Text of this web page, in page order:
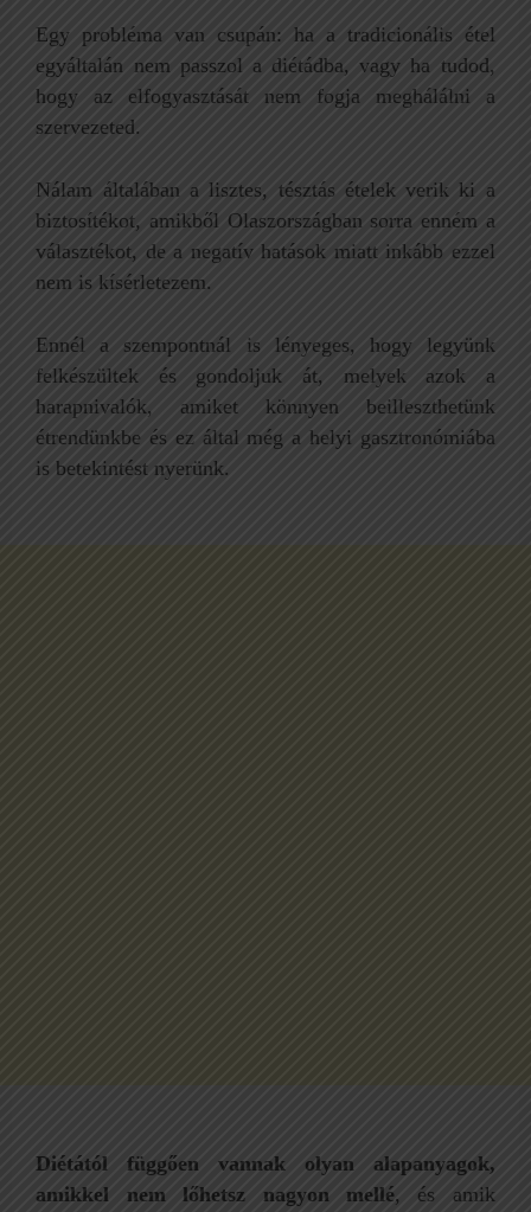
Egy probléma van csupán: ha a tradicionális étel
egyáltalán nem passzol a diétádba, vagy ha tudod,
hogy az elfogyasztását nem fogja meghálálni a
szervezeted.
Nálam általában a lisztes, tésztás ételek verik ki a
biztosítékot, amikből Olaszországban sorra enném a
választékot, de a negatív hatások miatt inkább ezzel
nem is kísérletezem.
Ennél a szempontnál is lényeges, hogy legyünk
felkészültek és gondoljuk át, melyek azok a
harapnivalók, amiket könnyen beilleszthetünk
étrendünkbe és ez által még a helyi gasztronómiába
is betekintést nyerünk.
Diétától függően vannak olyan alapanyagok,
amikkel nem lőhetsz nagyon mellé, és amik